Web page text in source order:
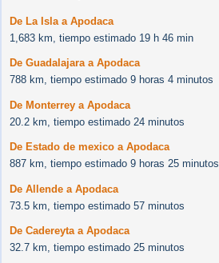
De La Isla a Apodaca
1,683 km, tiempo estimado 19 h 46 min
De Guadalajara a Apodaca
788 km, tiempo estimado 9 horas 4 minutos
De Monterrey a Apodaca
20.2 km, tiempo estimado 24 minutos
De Estado de mexico a Apodaca
887 km, tiempo estimado 9 horas 25 minutos
De Allende a Apodaca
73.5 km, tiempo estimado 57 minutos
De Cadereyta a Apodaca
32.7 km, tiempo estimado 25 minutos